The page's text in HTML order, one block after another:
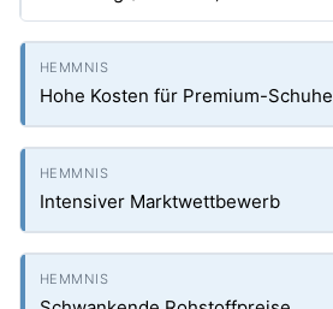
Hohe Kosten für Premium-Schuhe
Intensiver Marktwettbewerb